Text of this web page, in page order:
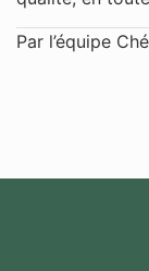
Par l’équipe